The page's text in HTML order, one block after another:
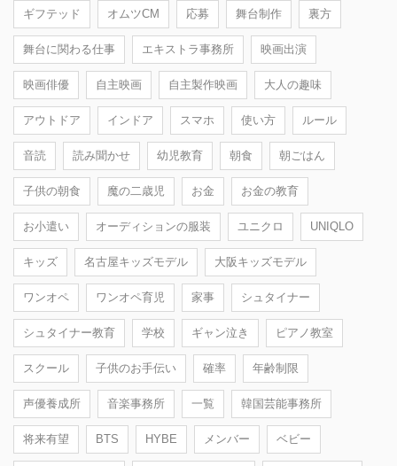
ギフテッド オムツCM 応募 舞台制作 裏方
舞台に関わる仕事 エキストラ事務所 映画出演
映画俳優 自主映画 自主製作映画 大人の趣味
アウトドア インドア スマホ 使い方 ルール
音読 読み聞かせ 幼児教育 朝食 朝ごはん
子供の朝食 魔の二歳児 お金 お金の教育
お小遣い オーディションの服装 ユニクロ UNIQLO
キッズ 名古屋キッズモデル 大阪キッズモデル
ワンオペ ワンオペ育児 家事 シュタイナー
シュタイナー教育 学校 ギャン泣き ピアノ教室
スクール 子供のお手伝い 確率 年齢制限
声優養成所 音楽事務所 一覧 韓国芸能事務所
将来有望 BTS HYBE メンバー ベビー